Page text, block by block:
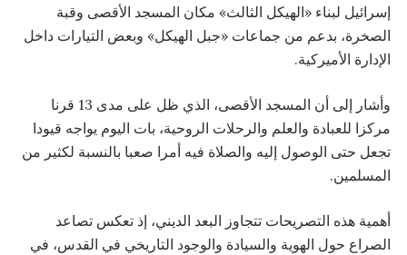
إسرائيل لبناء «الهيكل الثالث» مكان المسجد الأقصى وقبة
الصخرة، بدعم من جماعات «جبل الهيكل» وبعض التيارات داخل
الإدارة الأميركية.
وأشار إلى أن المسجد الأقصى، الذي ظل على مدى 13 قرنا
مركزا للعبادة والعلم والرحلات الروحية، بات اليوم يواجه قيودا
تجعل حتى الوصول إليه والصلاة فيه أمرا صعبا بالنسبة لكثير من
المسلمين.
أهمية هذه التصريحات تتجاوز البعد الديني، إذ تعكس تصاعد
الصراع حول الهوية والسيادة والوجود التاريخي في القدس، في